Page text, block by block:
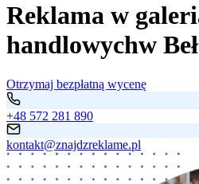
Reklama w
handlowychw
Otrzymaj bezpłatną wycenę
+48 572 281 890
kontakt@znajdzreklame.pl